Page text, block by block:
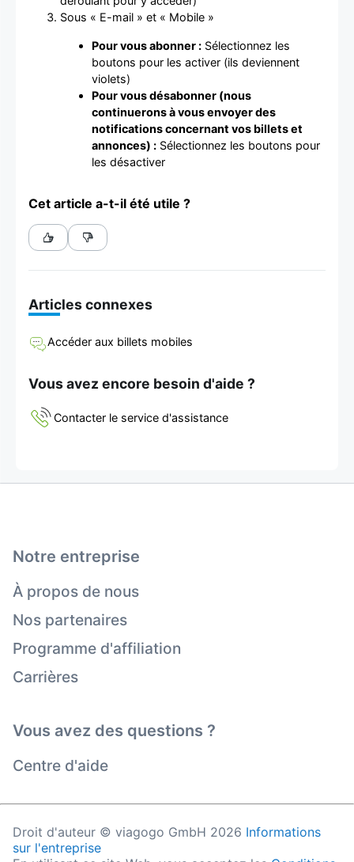
Sous « E-mail » et « Mobile »
Pour vous abonner : Sélectionnez les
boutons pour les activer (ils deviennent
violets)
Pour vous désabonner (nous
continuerons à vous envoyer des
notifications concernant vos billets et
annonces) : Sélectionnez les boutons pour
les désactiver
Cet article a-t-il été utile ?
Articles connexes
Accéder aux billets mobiles
Vous avez encore besoin d'aide ?
Contacter le service d'assistance
Notre entreprise
À propos de nous
Nos partenaires
Programme d'affiliation
Carrières
Vous avez des questions ?
Centre d'aide
Droit d'auteur © viagogo GmbH 2026 Informations
sur l'entreprise